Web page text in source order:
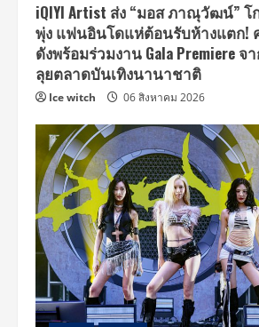
iQIYI Artist ส่ง “มอส ภาณุวัฒน์” โ
พุ่ง แฟนอินโดแห่ต้อนรับห้างแตก!
ดังพร้อมร่วมงาน Gala Premiere จ
ลุยตลาดบันเทิงนานาชาติ
Ice witch 06 สิงหาคม 2026